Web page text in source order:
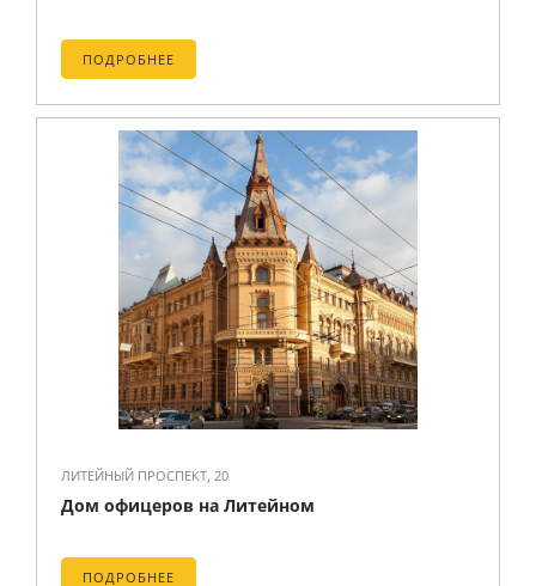
ПОДРОБНЕЕ
ЛИТЕЙНЫЙ ПРОСПЕКТ, 20
Дом офицеров на Литейном
ПОДРОБНЕЕ